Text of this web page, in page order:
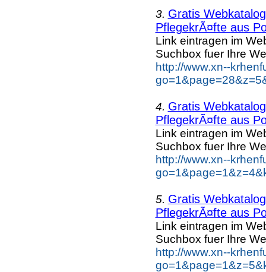
3. Gratis
PflegekrÃ¤fte aus
Link eintragen im
Suchbox fuer Ihre
http://www.xn--
4. Gratis
PflegekrÃ¤fte aus
Link eintragen im
Suchbox fuer Ihre
http://www.xn--
5. Gratis
PflegekrÃ¤fte aus
Link eintragen im
Suchbox fuer Ihre
http://www.xn--